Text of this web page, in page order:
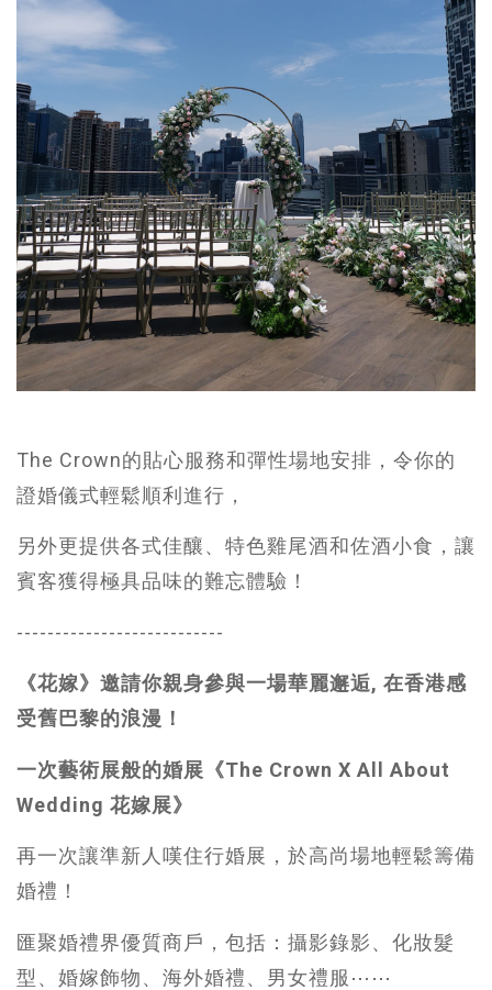
The Crown的貼心服務和彈性場地安排，令你的
證婚儀式輕鬆順利進行，
另外更提供各式佳釀、特色雞尾酒和佐酒小食，讓
賓客獲得極具品味的難忘體驗！
---------------------------
《花嫁》邀請你親身參與一場華麗邂逅, 在香港感
受舊巴黎的浪漫！
一次藝術展般的婚展 《The Crown X All About
Wedding 花嫁展》
再一次讓準新人嘆住行婚展，於高尚場地輕鬆籌備
婚禮！
匯聚婚禮界優質商戶，包括：攝影錄影、化妝髮
型、婚嫁飾物、海外婚禮、男女禮服⋯⋯